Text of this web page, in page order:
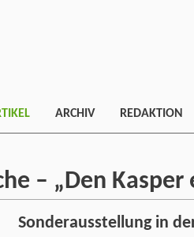
ARCHIV REDAKTION
– „Den Kasper
Sonderausstellung in